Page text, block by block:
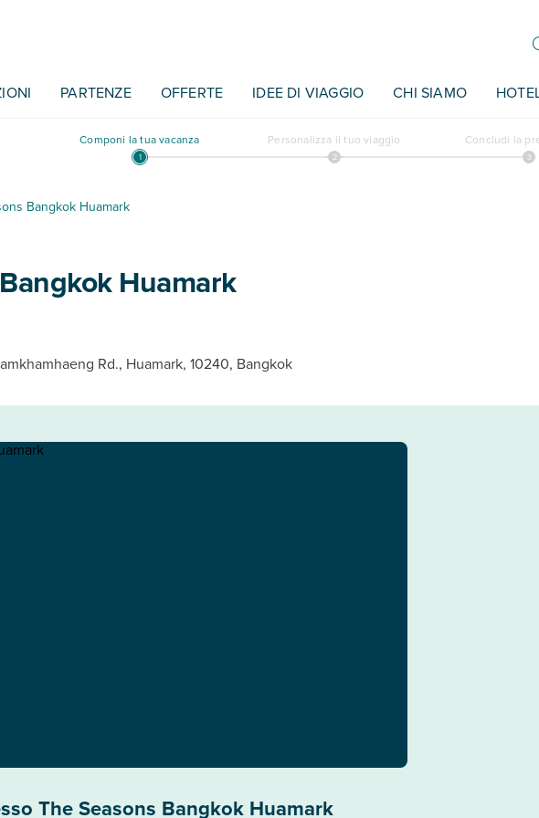
PARTENZE OFFERTE IDEE DI VIAGGIO CHI SIAMO
Componi la tua vacanza Personalizza il tuo viaggio Concludi la
Bangkok Huamark
Huamark
Rd., Huamark, 10240, Bangkok
The Seasons Bangkok Huamark